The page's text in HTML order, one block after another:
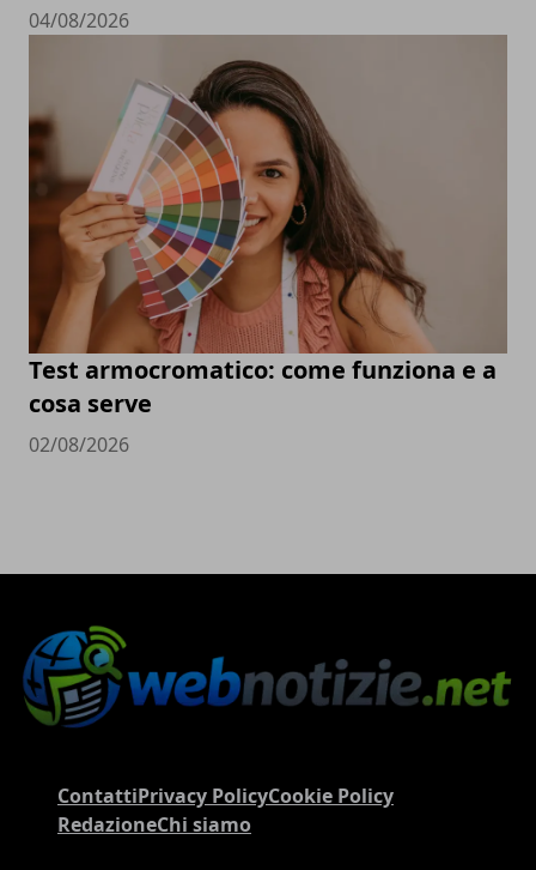
04/08/2026
Test armocromatico: come funziona e a
cosa serve
02/08/2026
ContattiPrivacy PolicyCookie Policy
RedazioneChi siamo